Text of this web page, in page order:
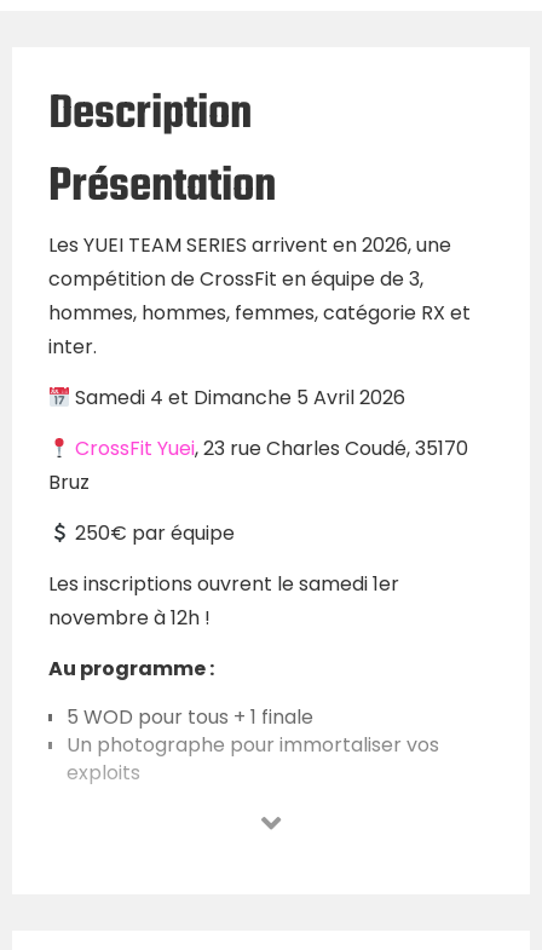
Description
Présentation
Les YUEI TEAM SERIES arrivent en 2026, une
compétition de CrossFit en équipe de 3,
hommes, hommes, femmes, catégorie RX et
inter.
Samedi 4 et Dimanche 5 Avril 2026
CrossFit Yuei, 23 rue Charles Coudé, 35170
Bruz
250€ par équipe
Les inscriptions ouvrent le samedi 1er
novembre à 12h !
Au programme :
5 WOD pour tous + 1 finale
Un photographe pour immortaliser vos
exploits